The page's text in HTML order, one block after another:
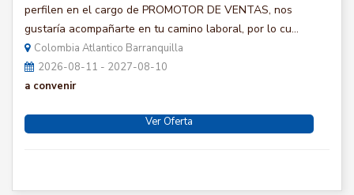
perfilen en el cargo de PROMOTOR DE VENTAS, nos
gustaría acompañarte en tu camino laboral, por lo cu...
Colombia Atlantico Barranquilla
2026-08-11 - 2027-08-10
a convenir
Ver Oferta